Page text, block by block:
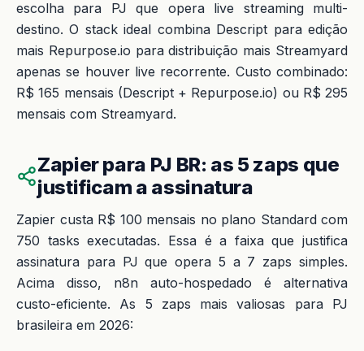
escolha para PJ que opera live streaming multi-
destino. O stack ideal combina Descript para edição
mais Repurpose.io para distribuição mais Streamyard
apenas se houver live recorrente. Custo combinado:
R$ 165 mensais (Descript + Repurpose.io) ou R$ 295
mensais com Streamyard.
Zapier para PJ BR: as 5 zaps que
justificam a assinatura
Zapier custa R$ 100 mensais no plano Standard com
750 tasks executadas. Essa é a faixa que justifica
assinatura para PJ que opera 5 a 7 zaps simples.
Acima disso, n8n auto-hospedado é alternativa
custo-eficiente. As 5 zaps mais valiosas para PJ
brasileira em 2026: